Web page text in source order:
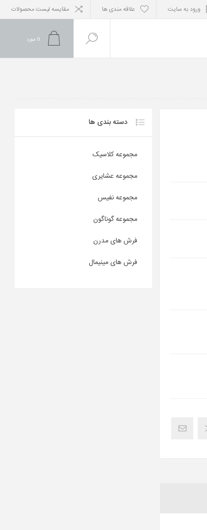
ورود به سایت علاقه مندی ها مقایسه لیست محصولات
0 مورد
دسته بندی ها
مجموعه کلاسیک
مجموعه عشایری
مجموعه نفیس
مجموعه گوناگون
فرش های مدرن
فرش های مینیمال